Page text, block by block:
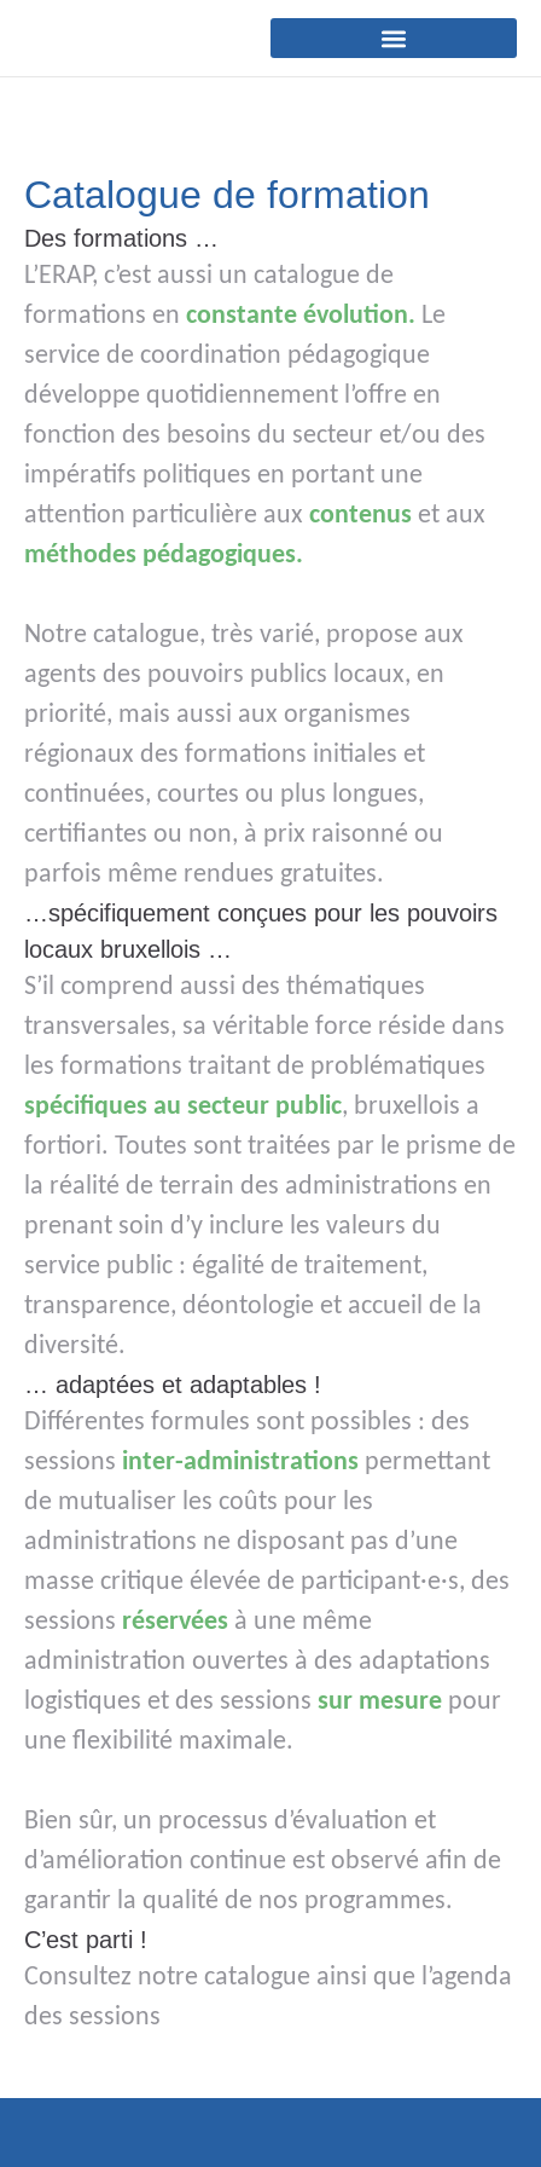
Catalogue de formation
Des formations …
L’ERAP, c’est aussi un catalogue de
formations en constante évolution. Le
service de coordination pédagogique
développe quotidiennement l’offre en
fonction des besoins du secteur et/ou des
impératifs politiques en portant une
attention particulière aux contenus et aux
méthodes pédagogiques.
Notre catalogue, très varié, propose aux
agents des pouvoirs publics locaux, en
priorité, mais aussi aux organismes
régionaux des formations initiales et
continuées, courtes ou plus longues,
certifiantes ou non, à prix raisonné ou
parfois même rendues gratuites.
…spécifiquement conçues pour les pouvoirs
locaux bruxellois …
S’il comprend aussi des thématiques
transversales, sa véritable force réside dans
les formations traitant de problématiques
spécifiques au secteur public, bruxellois a
fortiori. Toutes sont traitées par le prisme de
la réalité de terrain des administrations en
prenant soin d’y inclure les valeurs du
service public : égalité de traitement,
transparence, déontologie et accueil de la
diversité.
… adaptées et adaptables !
Différentes formules sont possibles : des
sessions inter-administrations permettant
de mutualiser les coûts pour les
administrations ne disposant pas d’une
masse critique élevée de participant·e·s, des
sessions réservées à une même
administration ouvertes à des adaptations
logistiques et des sessions sur mesure pour
une flexibilité maximale.
Bien sûr, un processus d’évaluation et
d’amélioration continue est observé afin de
garantir la qualité de nos programmes.
C’est parti !
Consultez notre catalogue ainsi que l’agenda
des sessions